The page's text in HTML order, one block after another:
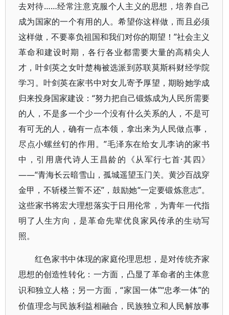
去对待……经常注意克服个人主义的思想，培养自己
成为国家的一个有用的人。希望你这样做，而且必须
这样做，不要辜负祖国和我们对你的期望！”社会主义
革命和建设时期，各行各业都需要大量的高精尖人
才，叶剑英之女叶楚梅被选派到苏联莫斯科财经学院
学习。叶剑英在家书中对女儿寄予厚望，期盼她学成
归来投身国家建设：“努力把自己锻炼成为人民所需要
的人，不是多一个少一个没有什么关系的人，不是可
有可无的人，确有一点本领，拿出来为人民做点事，
尽点小螺丝钉的作用。”毛泽东在给女儿李讷的家书
中，引用唐代诗人王昌龄的《从军行七首·其四》
——“青海长云暗雪山，孤城遥望玉门关。黄沙百战穿
金甲，不斩楼兰誓不还”，鼓励她“一定要锻炼意志”。
这些家书将宏大理想落实于日用伦常，为青年一代指
明了人生方向，是革命先辈优良家风传承的生动写
照。
红色家书中体现的家庭伦理思想，是对传统齐家
思想的创造性转化：一方面，凸显了革命者的主体意
识和独立人格；另一方面，“家国一体”“忠孝一体”的
价值理念与民族利益相融合，民族独立和人民解放事